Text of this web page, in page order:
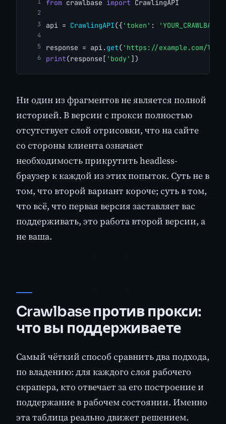
from crawlbase import CrawlingAPI
api = CrawlingAPI({ 'token' :
response = api. get( 'https://example.com/
print(response[ 'body' ])
Ни один из фрагментов не является полной
историей. В версии с прокси полностью
отсутствует слой отрисовки, что на сайте
со стороны клиента означает
необходимость прикрутить headless-
браузер к каждой из этих попыток. Суть не в
том, что второй вариант короче; суть в том,
что всё, что первая версия заставляет вас
поддерживать, это работа второй версии, а
не ваша.
Crawlbase против прокси:
что вы поддерживаете
Самый чёткий способ сравнить два подхода,
по владению: для каждого слоя рабочего
скрапера, кто отвечает за его построение и
поддержание в рабочем состоянии. Именно
эта таблица реально движет решением.